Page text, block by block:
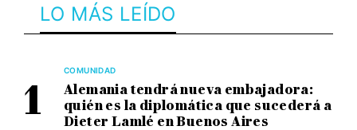
LO MÁS LEÍDO
COMUNIDAD
Alemania tendrá nueva embajadora:
quién es la diplomática que sucederá a
Dieter Lamlé en Buenos Aires